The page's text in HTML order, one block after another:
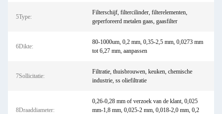
5Type:
Filterschijf, filtercilinder, filterelementen,
geperforeerd metalen gaas, gaasfilter
6Dikte:
80-1000um, 0,2 mm, 0,35-2,5 mm, 0,0273 mm
tot 6,27 mm, aanpassen
7Sollicitatie:
Filtratie, thuisbrouwen, keuken, chemische
industrie, ss oliefiltratie
8Draaddiameter:
0,26-0,28 mm of verzoek van de klant, 0,025
mm-1,8 mm, 0,025-2 mm, 0,018-2,0 mm, 0,2